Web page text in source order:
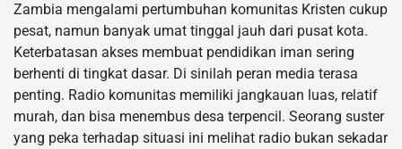
Zambia mengalami pertumbuhan komunitas Kristen cukup
pesat, namun banyak umat tinggal jauh dari pusat kota.
Keterbatasan akses membuat pendidikan iman sering
berhenti di tingkat dasar. Di sinilah peran media terasa
penting. Radio komunitas memiliki jangkauan luas, relatif
murah, dan bisa menembus desa terpencil. Seorang suster
yang peka terhadap situasi ini melihat radio bukan sekadar